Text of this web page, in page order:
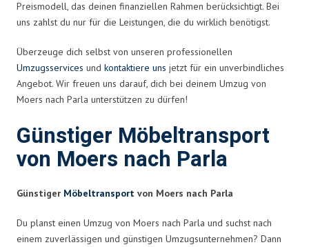
Preismodell, das deinen finanziellen Rahmen berücksichtigt. Bei
uns zahlst du nur für die Leistungen, die du wirklich benötigst.
Überzeuge dich selbst von unseren professionellen
Umzugsservices und kontaktiere uns jetzt für ein unverbindliches
Angebot. Wir freuen uns darauf, dich bei deinem Umzug von
Moers nach Parla unterstützen zu dürfen!
Günstiger Möbeltransport
von Moers nach Parla
Günstiger Möbeltransport von Moers nach Parla
Du planst einen Umzug von Moers nach Parla und suchst nach
einem zuverlässigen und günstigen Umzugsunternehmen? Dann